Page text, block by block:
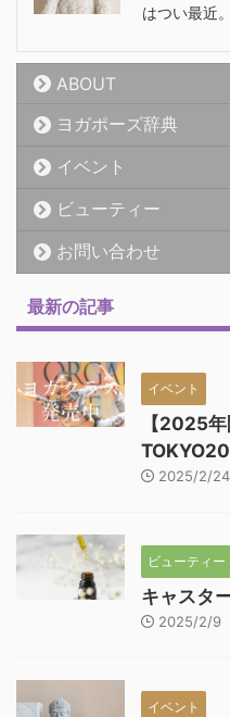
はつい最近
ABOUT
ヨガポーズ辞典
イベント
ビューティー
お問い合わせ
最新の記事
イベント
【2025
2025/2/24
ビューティー
キャスタ
2025/2/9
イベント